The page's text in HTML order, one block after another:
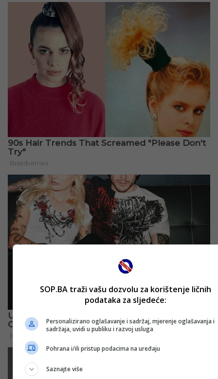
SOP.BA traži vašu dozvolu za korištenje ličnih
podataka za sljedeće:
Personalizirano oglašavanje i sadržaj, mjerenje oglašavanja i
sadržaja, uvidi u publiku i razvoj usluga
Pohrana i/ili pristup podacima na uređaju
Saznajte više